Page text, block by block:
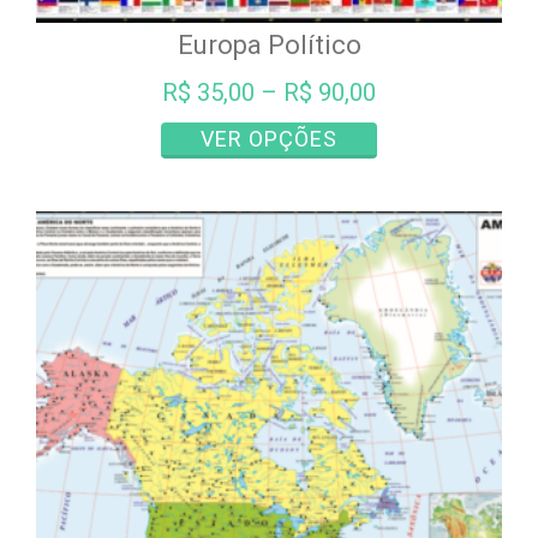
Europa Político
R$ 35,00 – R$ 90,00
VER OPÇÕES
produto
várias
variantes.
As
opções
podem
ser
escolhidas
na
página
do
produto